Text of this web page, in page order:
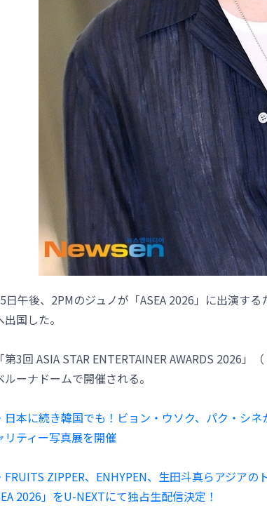
日午後、2PMのジュノが「ASEA 2026」に出演す
出国した。
「第3回 ASIA STAR ENTERTAINER AWARDS 2026
ルーナドームで開催される。
日本に続き韓国でも！ビョン・ウソク、パク・シ
リティー写真展を開催
FRUITS ZIPPER、ENHYPEN、生田斗真らアジア
2026」をU-NEXTにて独占生配信決定！